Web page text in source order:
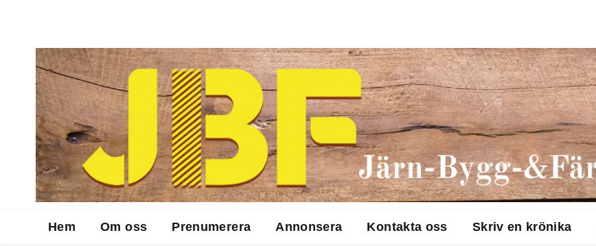
Hem Om oss Prenumerera Annonsera Kontakta oss Skriv en krönika